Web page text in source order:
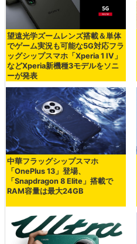
望遠光学ズームレンズ搭載＆単体
でゲーム実況も可能な5G対応フラ
ッグシップスマホ「Xperia 1 IV」
などXperia新機種3モデルをソニ
ーが発表
中華フラッグシップスマホ
「OnePlus 13」登場、
「Snapdragon 8 Elite」搭載で
RAM容量は最大24GB